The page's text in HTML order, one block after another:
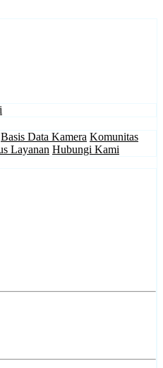
Basis Data Kamera Komunitas
Layanan Hubungi Kami